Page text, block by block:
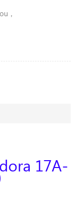
，
17A-